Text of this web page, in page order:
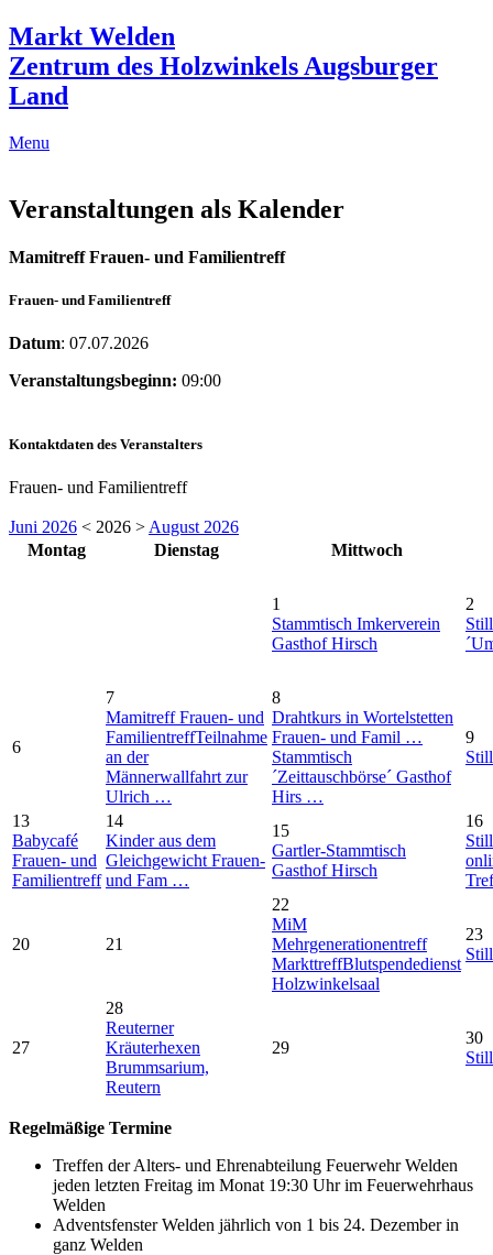
Markt Welden
Zentrum des Holzwinkels Augsburger
Land
Menu
Veranstaltungen als Kalender
Mamitreff Frauen- und Familientreff
Frauen- und Familientreff
Datum: 07.07.2026
Veranstaltungsbeginn: 09:00
Kontaktdaten des Veranstalters
Frauen- und Familientreff
Juni 2026 < 2026 > August 2026
Montag
Dienstag Mittwoch
1
Stammtisch Imkerverein
Gasthof Hirsch
2
6
7
Mamitreff Frauen- und
FamilientreffTeilnahme
an der
Männerwallfahrt zur
Ulrich …
8
Drahtkurs in Wortelstetten
Frauen- und Famil …
Stammtisch
´Zeittauschbörse´ Gasthof
Hirs …
9
13
Babycafé
Frauen- und
Familientreff
14
Kinder aus dem
Gleichgewicht Frauen-
und Fam …
15
Gartler-Stammtisch
Gasthof Hirsch
16
20 21
22
MiM
Mehrgenerationentreff
MarkttreffBlutspendedienst
Holzwinkelsaal
23
27
28
Reuterner
Kräuterhexen
Brummsarium,
Reutern
29
30
Regelmäßige Termine
Treffen der Alters- und Ehrenabteilung Feuerwehr Welden
jeden letzten Freitag im Monat 19:30 Uhr im Feuerwehrhaus
Welden
Adventsfenster Welden jährlich von 1 bis 24. Dezember in
ganz Welden